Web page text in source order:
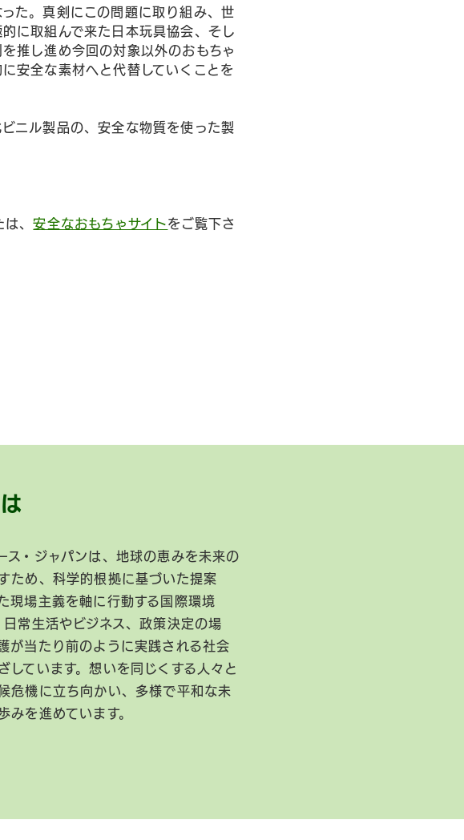
た。真剣にこの問題に取り組み、世
に取組んで来た日本玩具協会、そし
推し進め今回の対象以外のおもちゃ
安全な素材へと代替していくことを
ニル製品の、安全な物質を使った製
は、安全なおもちゃサイトをご覧下さ
ス・ジャパンは、地球の恵みを未来の
ため、科学的根拠に基づいた提案
現場主義を軸に行動する国際環境
常生活やビジネス、政策決定の場
が当たり前のように実践される社会
しています。想いを同じくする人々と
危機に立ち向かい、多様で平和な未
みを進めています。